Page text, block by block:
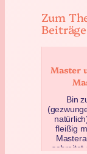
Zum
Master
Bin
fleißig
schreitet